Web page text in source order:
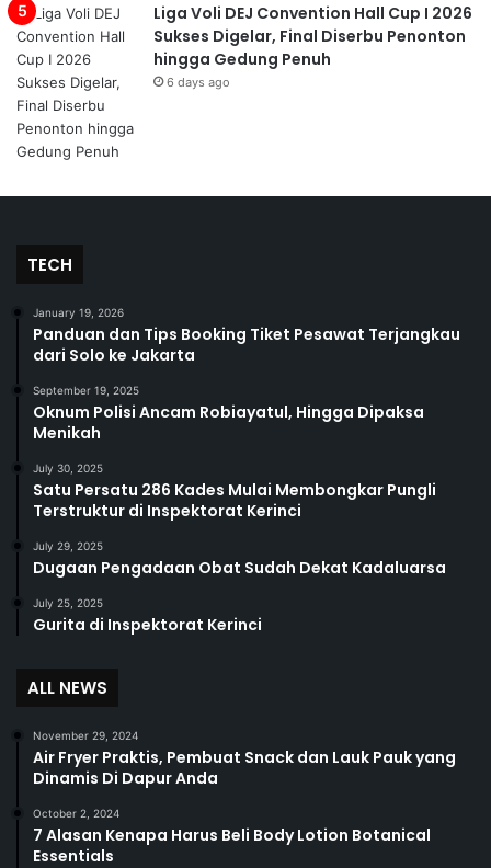
Liga Voli DEJ Convention Hall Cup I 2026
Sukses Digelar, Final Diserbu Penonton
hingga Gedung Penuh
6 days ago
TECH
January 19, 2026
Panduan dan Tips Booking Tiket Pesawat Terjangkau
dari Solo ke Jakarta
September 19, 2025
Oknum Polisi Ancam Robiayatul, Hingga Dipaksa
Menikah
July 30, 2025
Satu Persatu 286 Kades Mulai Membongkar Pungli
Terstruktur di Inspektorat Kerinci
July 29, 2025
Dugaan Pengadaan Obat Sudah Dekat Kadaluarsa
July 25, 2025
Gurita di Inspektorat Kerinci
ALL NEWS
November 29, 2024
Air Fryer Praktis, Pembuat Snack dan Lauk Pauk yang
Dinamis Di Dapur Anda
October 2, 2024
7 Alasan Kenapa Harus Beli Body Lotion Botanical
Essentials